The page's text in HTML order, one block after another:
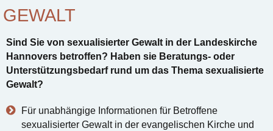
GEWALT
Sind Sie von sexualisierter Gewalt in der Landeskirche
Hannovers betroffen? Haben sie Beratungs- oder
Unterstützungsbedarf rund um das Thema sexualisierte
Gewalt?
Für unabhängige Informationen für Betroffene
sexualisierter Gewalt in der evangelischen Kirche und